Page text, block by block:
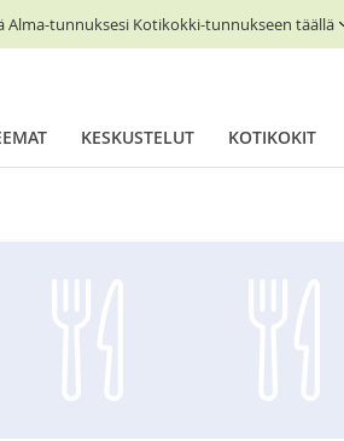
tunnuksesi Kotikokki-tunnukseen täällä
KESKUSTELUT KOTIKOKIT